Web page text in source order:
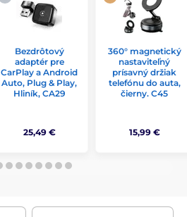
Bezdrôtový
adaptér pre
CarPlay a Android
Auto, Plug & Play,
Hliník, CA29
25,49 €
360° magnetický
nastaviteľný
prísavný držiak
telefónu do auta,
čierny. C45
15,99 €